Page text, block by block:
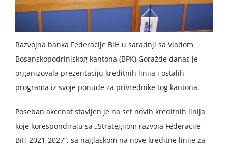
Razvojna banka Federacije BiH u saradnji sa Vladom
Bosanskopodrinjskog kantona (BPK) Goražde danas je
organizovala prezentaciju kreditnih linija i ostalih
programa iz svoje ponude za privrednike tog kantona.
Poseban akcenat stavljen je na set novih kreditnih linija
koje korespondiraju sa „Strategijom razvoja Federacije
BiH 2021-2027“, sa naglaskom na nove kreditne linije za